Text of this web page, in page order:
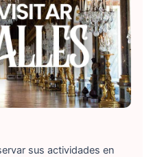
sus actividades en